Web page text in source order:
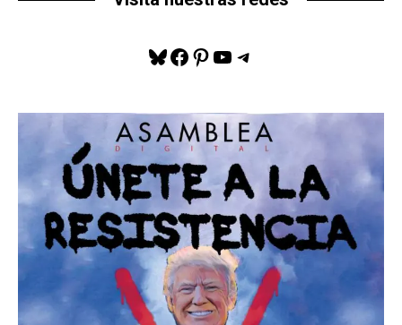
Bluesky
Facebook
Pinterest
YouTube
Telegram